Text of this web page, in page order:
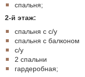
спальня;
2-й этаж:
спальня с с/у
спальня с балконом
с/у
2 спальни
гардеробная;